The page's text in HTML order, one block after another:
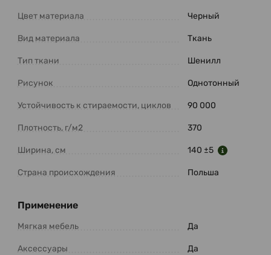
Цвет материала Черный
Вид материала Ткань
Тип ткани Шенилл
Рисунок Однотонный
Устойчивость к стираемости, циклов 90 000
Плотность, г/м2 370
Ширина, см 140 ±5
Страна происхождения Польша
Применение
Мягкая мебель Да
Аксессуары Да